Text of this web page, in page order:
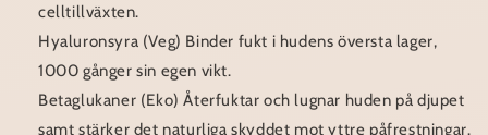
celltillväxten.
Hyaluronsyra (Veg) Binder fukt i hudens översta lager,
1000 gånger sin egen vikt.
Betaglukaner (Eko) Återfuktar och lugnar huden på djupet
samt stärker det naturliga skyddet mot yttre påfrestningar.